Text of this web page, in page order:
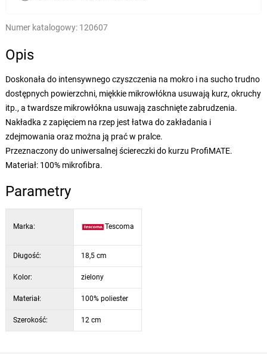
Numer katalogowy: 120607
Opis
Doskonała do intensywnego czyszczenia na mokro i na sucho trudno
dostępnych powierzchni, miękkie mikrowłókna usuwają kurz, okruchy
itp., a twardsze mikrowłókna usuwają zaschnięte zabrudzenia.
Nakładka z zapięciem na rzep jest łatwa do zakładania i
zdejmowania oraz można ją prać w pralce.
Przeznaczony do uniwersalnej ściereczki do kurzu ProfiMATE.
Materiał: 100% mikrofibra.
Parametry
Marka: Tescoma
Długość: 18,5 cm
Kolor: zielony
Materiał: 100% poliester
Szerokość: 12 cm